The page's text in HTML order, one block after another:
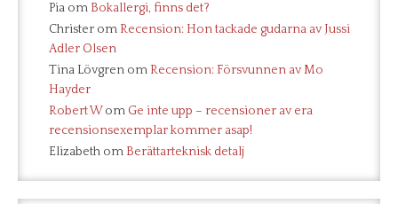
Pia om Bokallergi, finns det?
Christer om Recension: Hon tackade gudarna av Jussi
Adler Olsen
Tina Lövgren om Recension: Försvunnen av Mo
Hayder
Robert Wom Ge inte upp – recensioner av era
recensionsexemplar kommer asap!
Elizabeth om Berättarteknisk detalj